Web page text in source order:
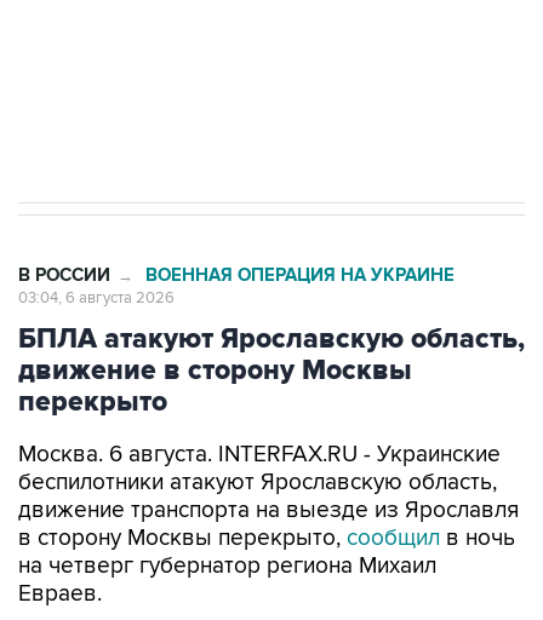
В РОССИИ → ВОЕННАЯ ОПЕРАЦИЯ НА УКРАИНЕ
03:04, 6 августа 2026
БПЛА атакуют Ярославскую область,
движение в сторону Москвы
перекрыто
Москва. 6 августа. INTERFAX.RU - Украинские
беспилотники атакуют Ярославскую область,
движение транспорта на выезде из Ярославля
в сторону Москвы перекрыто, сообщил в ночь
на четверг губернатор региона Михаил
Евраев.